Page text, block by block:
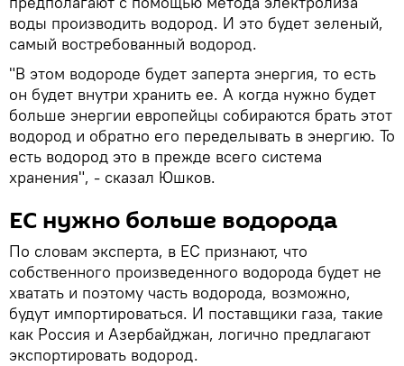
воды производить водород. И это будет зеленый,
самый востребованный водород.
"В этом водороде будет заперта энергия, то есть
он будет внутри хранить ее. А когда нужно будет
больше энергии европейцы собираются брать этот
водород и обратно его переделывать в энергию. То
есть водород это в прежде всего система
хранения", - сказал Юшков.
ЕС нужно больше водорода
По словам эксперта, в ЕС признают, что
собственного произведенного водорода будет не
хватать и поэтому часть водорода, возможно,
будут импортироваться. И поставщики газа, такие
как Россия и Азербайджан, логично предлагают
экспортировать водород.